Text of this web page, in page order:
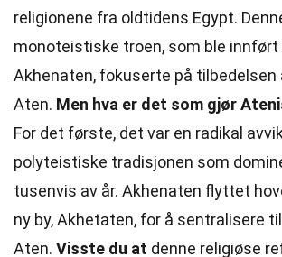
religionene fra oldtidens Egypt.
monoteistiske troen, som ble innført
Akhenaten, fokuserte på tilbedelsen
Aten. Men hva er det som gjør
For det første, det var en radikal
polyteistiske tradisjonen som
tusenvis av år. Akhenaten flyttet
ny by, Akhetaten, for å sentralisere
Aten. Visste du at denne religiøse